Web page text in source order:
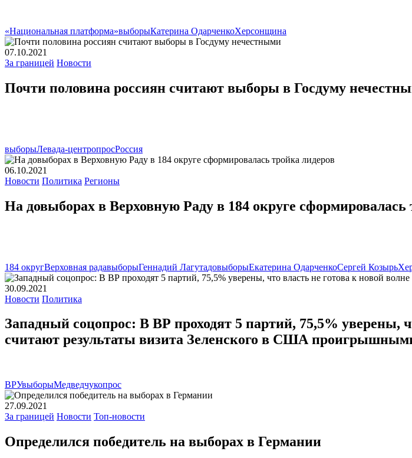
«Национальная платформа»выборыКатерина ОдарченкоХерсонщина
07.10.2021
За границей Новости
Почти половина россиян считают выборы в Госдуму
выборыЛевада-центропросРоссия
06.10.2021
Новости Политика Регионы
На довыборах в Верховную Раду в 184 округе сформировалась
184 округВерховная радавыборыГеннадий ЛагутадовыборыЕкатерина ОдарченкоСергей Козырь
30.09.2021
Новости Политика
Западный соцопрос: В ВР проходят 5 партий, 75,5% уверены,
считают результаты визита Зеленского в США
ВРУвыборыМедведчукопрос
27.09.2021
За границей Новости Топ-новости
Определился победитель на выборах в Германии